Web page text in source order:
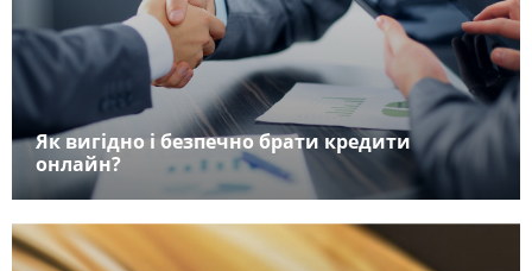
Як вигідно і безпечно брати кредити
онлайн?